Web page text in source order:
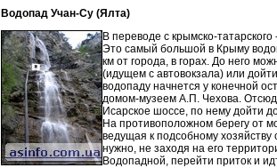
Водопад Учан-Су (Ялта)
В переводе с крымско-
Это самый большой в Крыму
км от города, в горах. До него
(идущем с автовокзала) или
водопаду начнется у конечной
домом-музеем А.П. Чехова.
Исарское шоссе, по нему дойти
На противоположном берегу от
ведущая к подсобному
нужно, не заходя на его
Водопадной, перейти приток и